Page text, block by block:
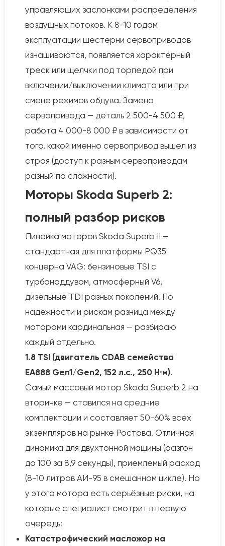
управляющих заслонками распределения
воздушных потоков. К 8-10 годам
эксплуатации шестерни сервоприводов
изнашиваются, появляется характерный
треск или щелчки под торпедой при
включении/выключении климата или при
смене режимов обдува. Замена
сервопривода — деталь 2 500-4 500 ₽,
работа 4 000-8 000 ₽ в зависимости от
того, какой именно сервопривод вышел из
строя (доступ к разным сервоприводам
разный по сложности).
Моторы Skoda Superb 2:
полный разбор рисков
Линейка моторов Skoda Superb II —
стандартная для платформы PQ35
концерна VAG: бензиновые TSI с
турбонаддувом, атмосферный V6,
дизельные TDI разных поколений. По
надёжности и рискам разница между
моторами кардинальная — разбираю
каждый отдельно.
1.8 TSI (двигатель CDAB семейства
EA888 Gen1/Gen2, 152 л.с., 250 Н·м).
Самый массовый мотор Skoda Superb 2 на
вторичке — ставился на средние
комплектации и составляет 50-60% всех
экземпляров на рынке Ростова. Отличная
динамика для двухтонной машины (разгон
до 100 за 8,9 секунды), приемлемый расход
(8-10 литров АИ-95 в смешанном цикле). Но
у этого мотора есть серьёзные риски, на
которые специалист смотрит в первую
очередь:
Катастрофический масложор на